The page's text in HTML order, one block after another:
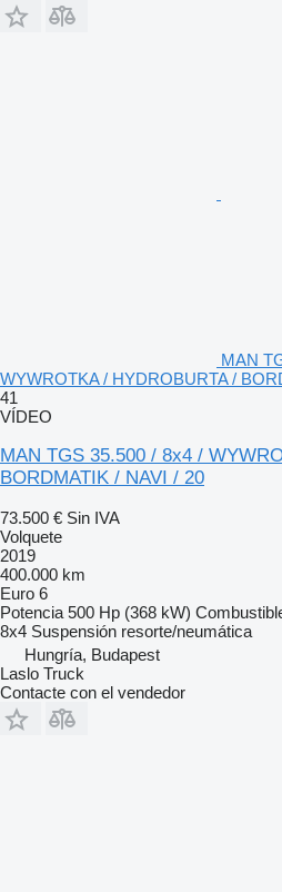
MAN
WYWROTKA / HYDROBURTA /
41
VÍDEO
MAN TGS 35.500 / 8x4 /
BORDMATIK / NAVI / 20
73.500 € Sin IVA
Volquete
2019
400.000 km
Euro 6
Potencia 500 Hp (368 kW)
8x4 Suspensión resorte/neumática
Hungría, Budapest
Laslo Truck
Contacte con el vendedor